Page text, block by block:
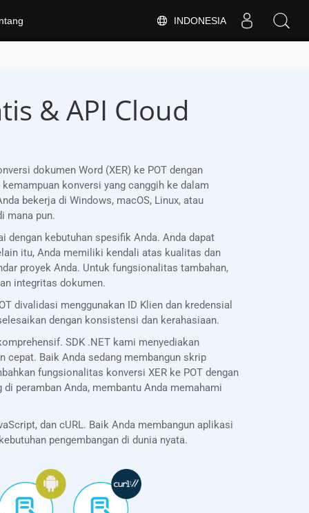
INDONESIA
& API Cloud
dokumen Word (XER) ke POT dengan
konversi yang canggih ke dalam
bekerja di Windows, macOS, Linux, atau
mana pun.
dengan kebutuhan spesifik Anda. Anda dapat
itu, Anda memiliki kendali atas kualitas dan
proyek Anda. Untuk fungsionalitas tambahan,
integritas dokumen.
divalidasi menggunakan ID Klien dan kredensial
dengan konsistensi dan kerahasiaan.
SDK .NET kami menyediakan
cepat. Baik Anda sedang membangun skrip
fungsionalitas konversi XER ke POT dengan
peramban Anda, membantu Anda memahami
dan cURL. Baik Anda membangun aplikasi
pengembangan di dunia nyata.